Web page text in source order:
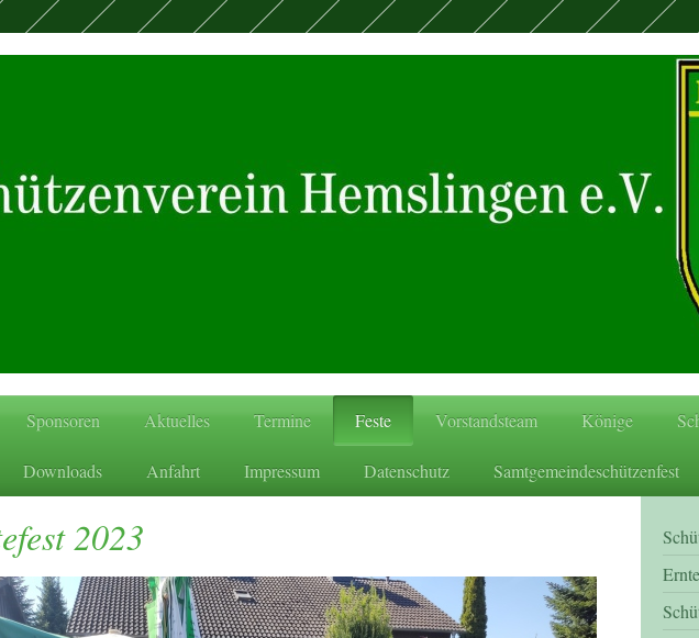
Sponsoren Aktuelles Termine Feste Vorstandsteam Könige
Downloads Anfahrt Impressum Datenschutz Samtgemeindeschützenfest
2023